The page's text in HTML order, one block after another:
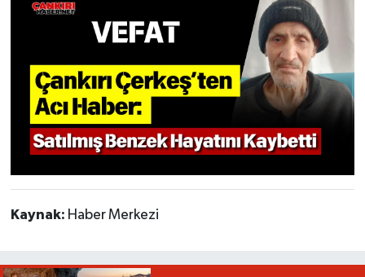
Kaynak: Haber Merkezi